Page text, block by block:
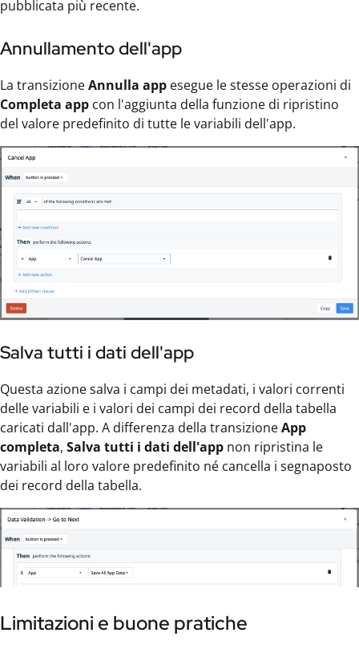
pubblicata più recente.
Annullamento dell'app
La transizioneAnnulla app esegue le stesse operazioni di
Completa app con l'aggiunta della funzione di ripristino
del valore predefinito di tutte le variabili dell'app.
Salva tutti i dati dell'app
Questa azione salva i campi dei metadati, i valori correnti
delle variabili e i valori dei campi dei record della tabella
caricati dall'app. A differenza della transizioneApp
completa, Salva tutti i dati dell'app non ripristina le
variabili al loro valore predefinito né cancella i segnaposto
dei record della tabella.
Limitazioni e buone pratiche